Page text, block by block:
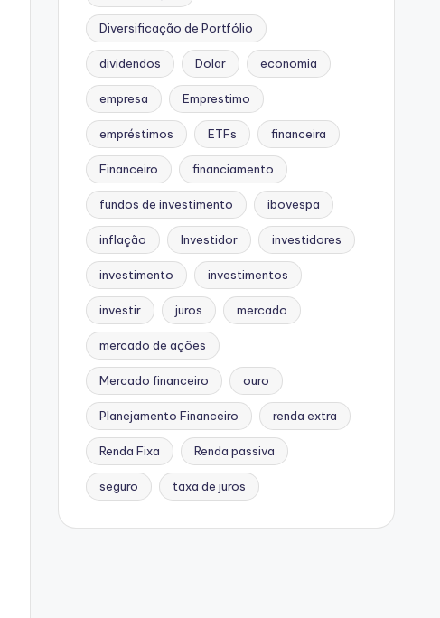
Diversificação de Portfólio
dividendos Dolar economia
empresa Emprestimo
empréstimos ETFs financeira
Financeiro financiamento
fundos de investimento ibovespa
inflação Investidor investidores
investimento investimentos
investir juros mercado
mercado de ações
Mercado financeiro ouro
Planejamento Financeiro renda extra
Renda Fixa Renda passiva
seguro taxa de juros